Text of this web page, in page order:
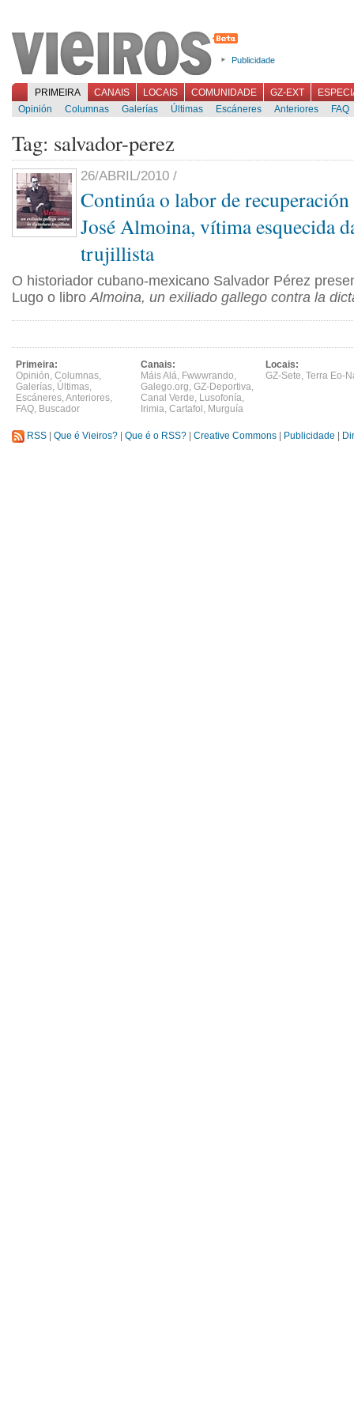
Publicidade
PRIMEIRA CANAIS LOCAIS COMUNIDADE GZ-EXT
Opinión
Columnas Galerías Últimas Escáneres Anteriores FAQ
Tag: salvador-perez
26/ABRIL/2010 /
Continúa o labor de
José Almoina, vítima esquecida
trujillista
O historiador cubano-mexicano Salvador Pérez
Lugo o libroAlmoina, un exiliado gallego contra la
Primeira:
Opinión, Columnas,
Galerías, Últimas,
Escáneres,Anteriores,
FAQ, Buscador
Canais:
Máis Alá, Fwwwrando,
Galego.org, GZ-Deportiva,
Canal Verde, Lusofonía,
Irimia, Cartafol , Murguía
Locais:
GZ-Sete, Terra Eo-
RSS Que é Vieiros? Que é o RSS? Creative Commons Publicidade